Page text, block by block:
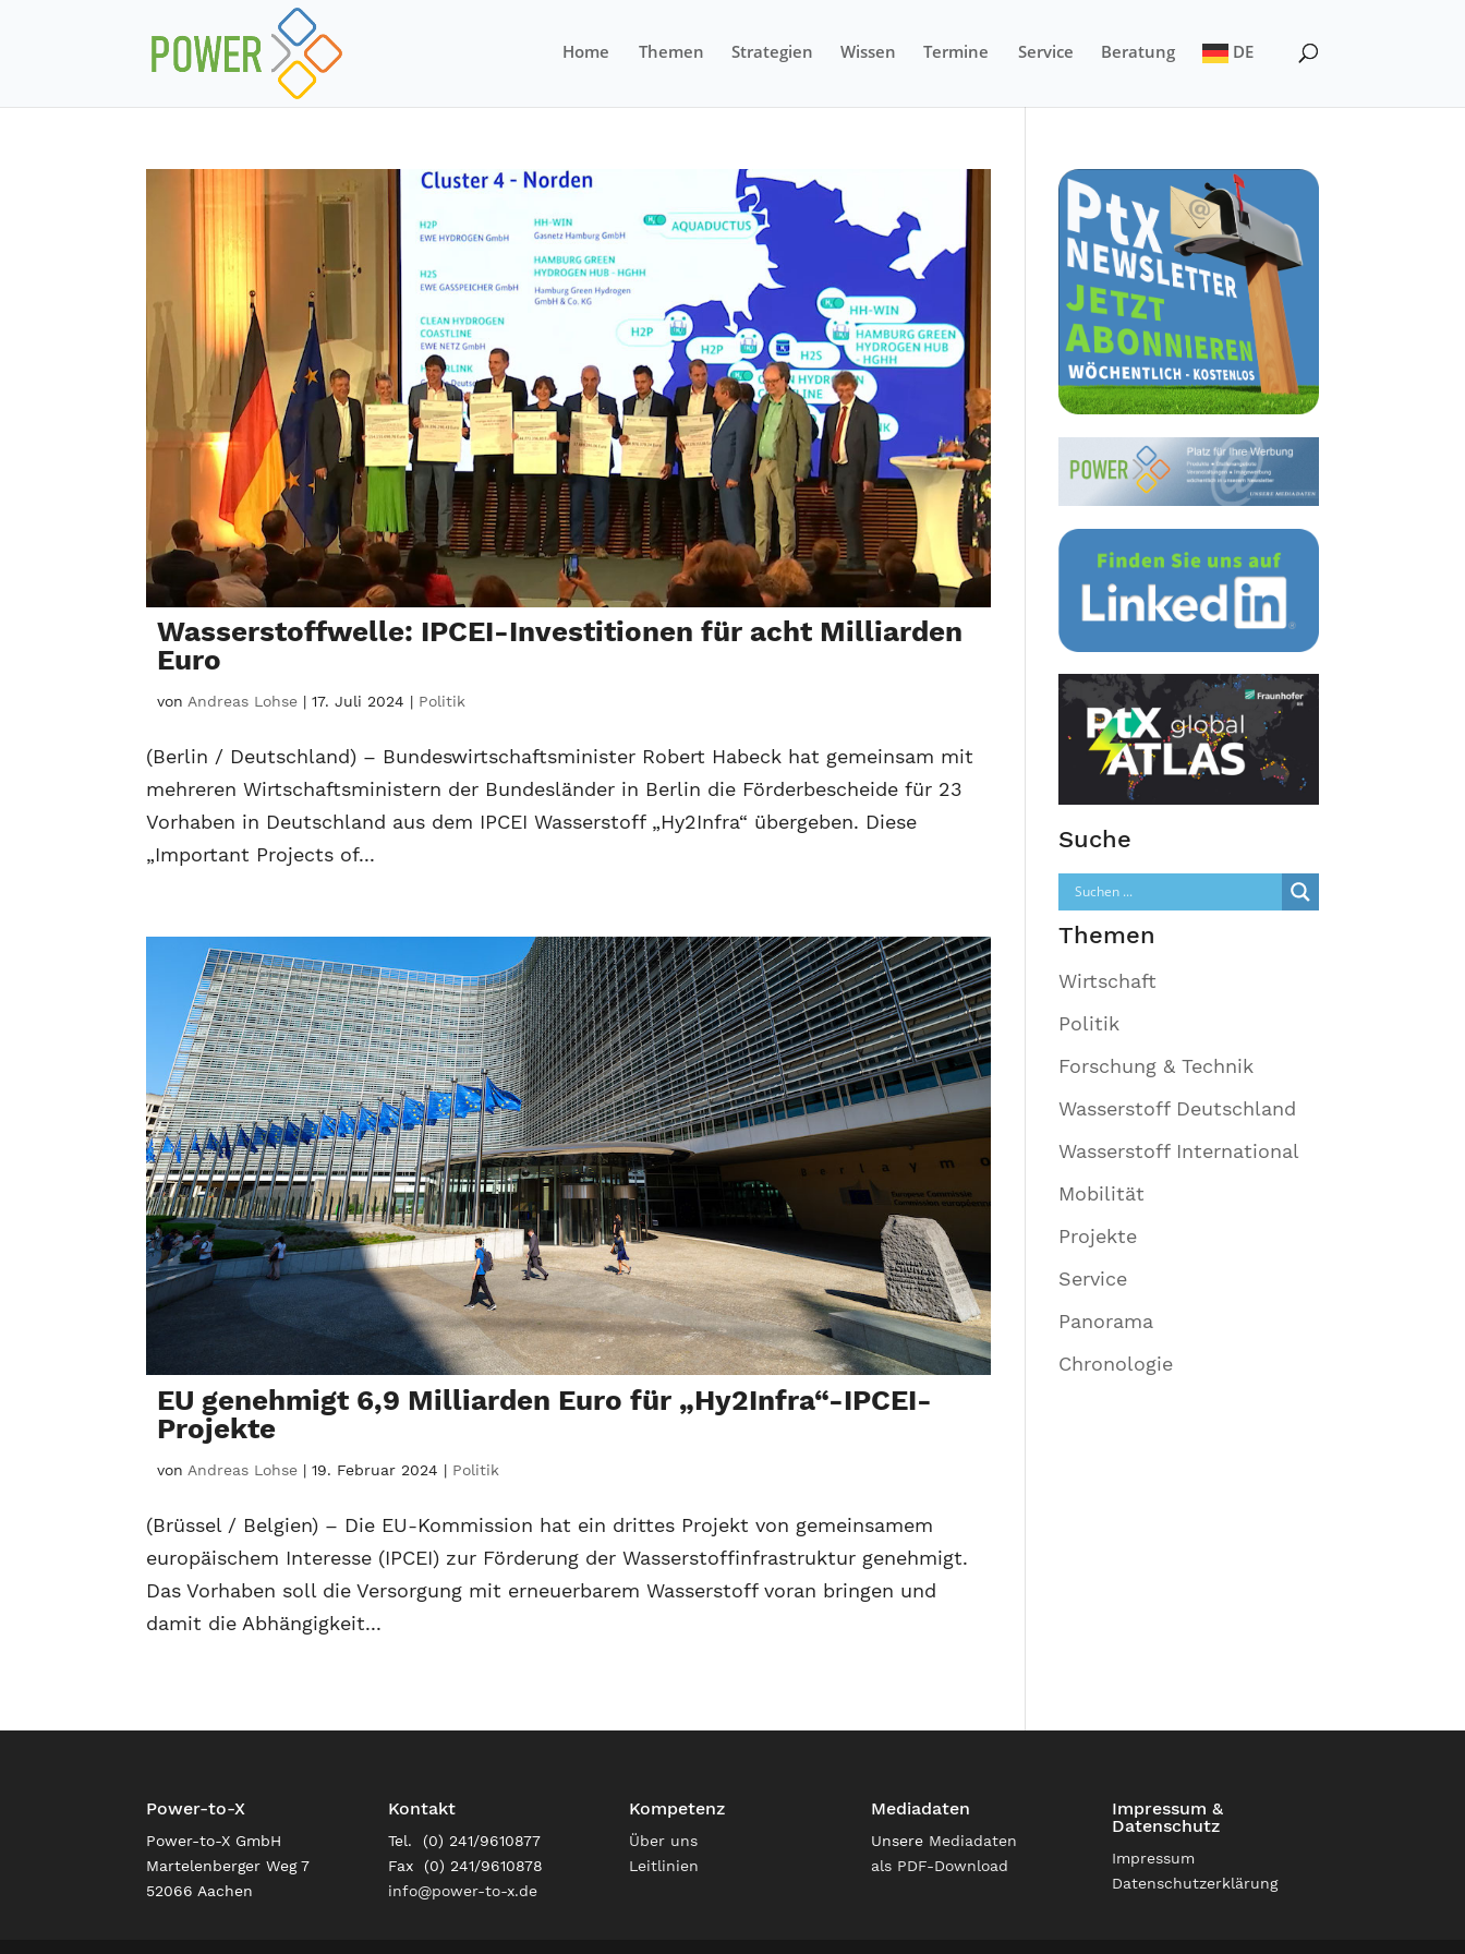
Home Themen Strategien Wissen Termine Service Beratung DE
Wasserstoffwelle: IPCEI-Investitionen für acht Milliarden
Euro
vonAndreas Lohse |17. Juli 2024 | Politik
(Berlin / Deutschland) – Bundeswirtschaftsminister Robert Habeck hat gemeinsam mit
mehreren Wirtschaftsministern der Bundesländer in Berlin die Förderbescheide für 23
Vorhaben in Deutschland aus dem IPCEI Wasserstoff „Hy2Infra“ übergeben. Diese
„Important Projects of...
EU genehmigt 6,9 Milliarden Euro für „Hy2Infra“-IPCEI-
Projekte
von Andreas Lohse |19. Februar 2024 | Politik
(Brüssel / Belgien) – Die EU-Kommission hat ein drittes Projekt von gemeinsamem
europäischem Interesse (IPCEI) zur Förderung der Wasserstoffinfrastruktur genehmigt.
Das Vorhaben soll die Versorgung mit erneuerbarem Wasserstoff voran bringen und
damit die Abhängigkeit...
Suche
Themen
Wirtschaft
Politik
Forschung & Technik
Wasserstoff Deutschland
Wasserstoff International
Mobilität
Projekte
Service
Panorama
Chronologie
Power-to-X
Power-to-X GmbH
Martelenberger Weg 7
52066 Aachen
Kontakt
Tel. (0) 241/9610877
Fax (0) 241/9610878
info@power-to-x.de
Kompetenz
Über uns
Leitlinien
Mediadaten
Unsere Mediadaten
als PDF-Download
Impressum &
Datenschutz
Impressum
Datenschutzerklärung